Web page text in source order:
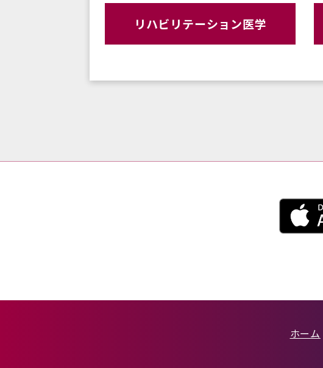
リハビリテーション医学
ホーム